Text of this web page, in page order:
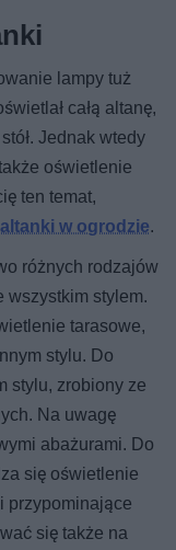
lampy tuż
całą altanę,
Jednak wtedy
oświetlenie
ten temat,
w ogrodzie.
różnych rodzajów
wszystkim stylem.
tarasowe,
stylu. Do
stylu, zrobiony ze
Na uwagę
abażurami. Do
się oświetlenie
przypominające
się także na